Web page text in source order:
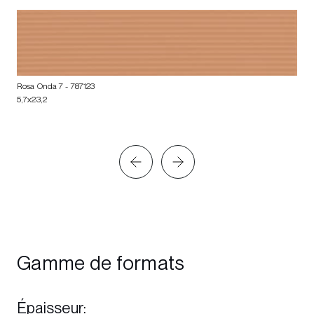
Rosa Onda 7 - 787123
5,7x23,2
Gamme de formats
Épaisseur: